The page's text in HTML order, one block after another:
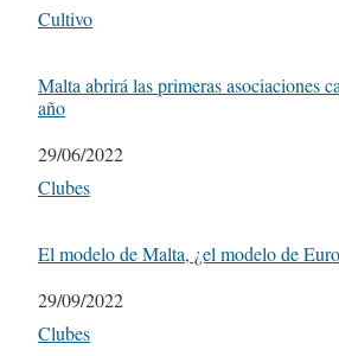
Respecto a
Cultivo
Malta abrirá las primeras asociaciones
año
Fecha
29/06/2022
Respecto a
Clubes
El modelo de Malta, ¿el modelo de
Fecha
29/09/2022
Respecto a
Clubes